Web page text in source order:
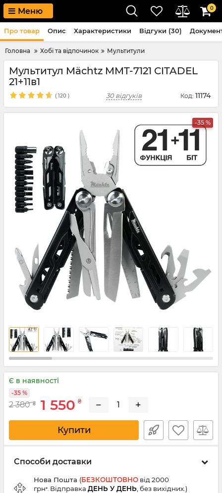
Меню 0
Головна Хобі та відпочинок Мультитули
Мультитул Mächtz MMT-7121 CITADEL
21+11в1
( 120 ) 30 відгуків Код: 11174
-35 %
Є в наявності
2 380 ₴ 1 550 ₴
-35 %
− +
Купити
Способи доставки
Нова Пошта (БЕЗКОШТОВНО від 2000
грн*. Відправка ДЕНЬ У ДЕНЬ , без вихідних.)
Про товар Опис Характеристики Відгуки (30)